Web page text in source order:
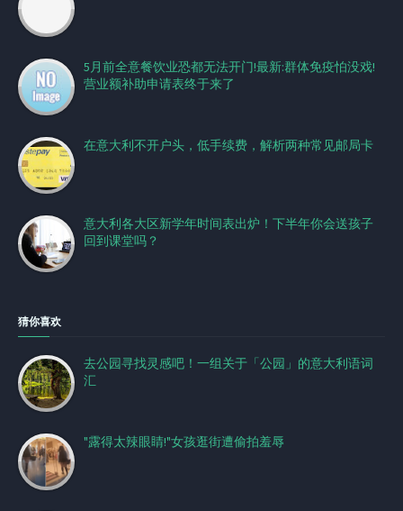
5月前全意餐饮业恐都无法开门!最新:群体免疫怕没戏!
营业额补助申请表终于来了
在意大利不开户头，低手续费，解析两种常见邮局卡
意大利各大区新学年时间表出炉！下半年你会送孩子
回到课堂吗？
猜你喜欢
去公园寻找灵感吧！一组关于「公园」的意大利语词
汇
"露得太辣眼睛!"女孩逛街遭偷拍羞辱